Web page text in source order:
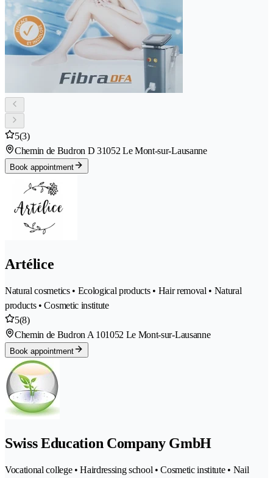
5(3)
Chemin de Budron D 31052 Le Mont-sur-Lausanne
Book appointment
Artélice
Natural cosmetics • Ecological products • Hair removal • Natural
products • Cosmetic institute
5(8)
Chemin de Budron A 101052 Le Mont-sur-Lausanne
Book appointment
Swiss Education Company GmbH
Vocational college • Hairdressing school • Cosmetic institute • Nail